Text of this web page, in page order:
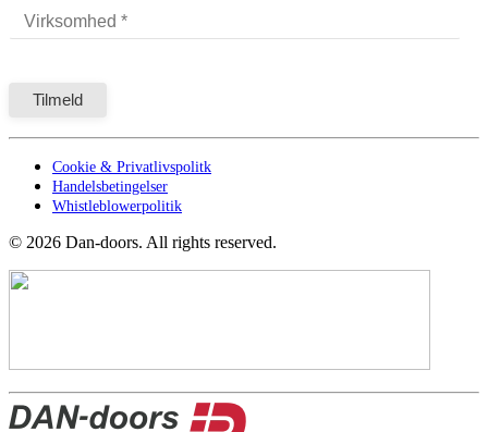
Cookie & Privatlivspolitk
Handelsbetingelser
Whistleblowerpolitik
© 2026 Dan-doors. All rights reserved.